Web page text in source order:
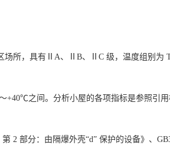
场所，具有ⅡA、ⅡB、ⅡC 级，温度组别为
之间。分析小屋的各项指标是参照引用
2 部分：由隔爆外壳“d” 保护的设备》、